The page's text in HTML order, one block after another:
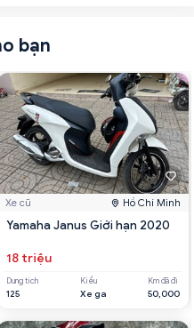
bạn
Xe cũ Hồ Chí Minh
Yamaha Janus Giới hạn 2020
18 triệu
Dung tích
125
Kiểu
Xe ga
Km đã đi
50,000